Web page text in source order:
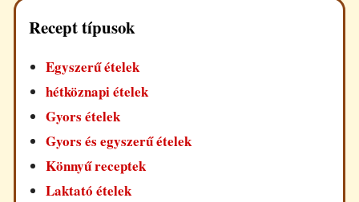
Recept típusok
Egyszerű ételek
hétköznapi ételek
Gyors ételek
Gyors és egyszerű ételek
Könnyű receptek
Laktató ételek